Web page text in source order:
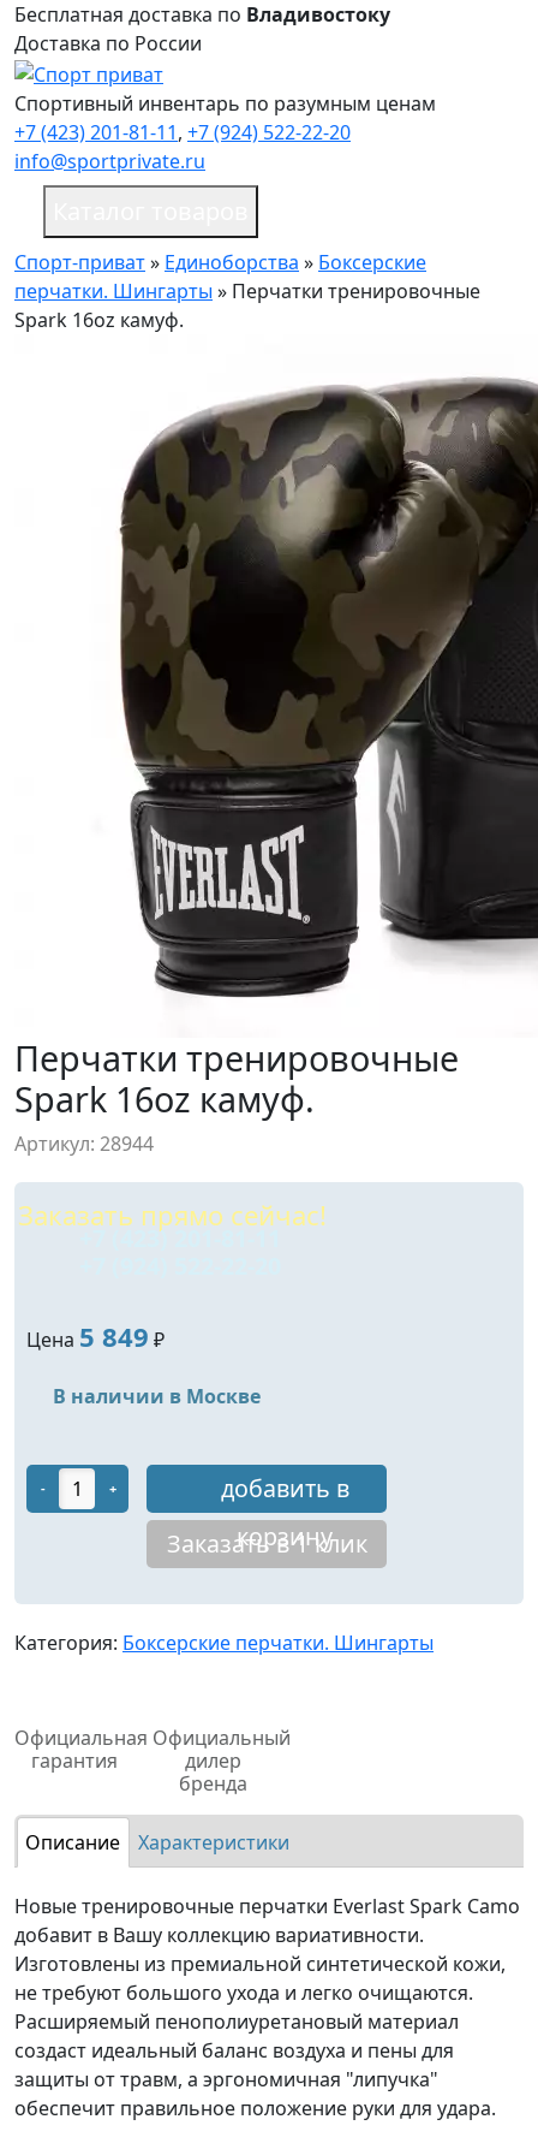
Бесплатная доставка по Владивостоку
Доставка по России
Спортивный инвентарь по разумным ценам
+7 (423) 201-81-11, +7 (924) 522-22-20
info@sportprivate.ru
Спорт-приват» Единоборства » Боксерские
перчатки. Шингарты » Перчатки тренировочные
Spark 16oz камуф.
Перчатки тренировочные
Spark 16oz камуф.
Артикул: 28944
Заказать прямо сейчас!
+7 (423) 201-81-11
Цена 5 849 ₽
В наличии в Москве
- +
добавить в
корзину
Заказать в 1 клик
Категория: Боксерские перчатки. Шингарты
Официальная
гарантия
Официальный
дилер
бренда
Описание Характеристики
Новые тренировочные перчатки Everlast Spark Camo
добавит в Вашу коллекцию вариативности.
Изготовлены из премиальной синтетической кожи,
не требуют большого ухода и легко очищаются.
Расширяемый пенополиуретановый материал
создаст идеальный баланс воздуха и пены для
защиты от травм, а эргономичная "липучка"
обеспечит правильное положение руки для удара.